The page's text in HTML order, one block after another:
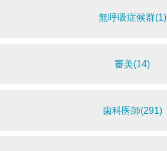
無呼吸症候群(1)
審美(14)
歯科医師(291)